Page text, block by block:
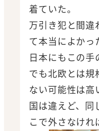
着ていた。
万引き犯と間違
て本当によかっ
日本にもこの手
でも北欧とは規
ない可能性は高
国は違えど、同
こで外さなけれ